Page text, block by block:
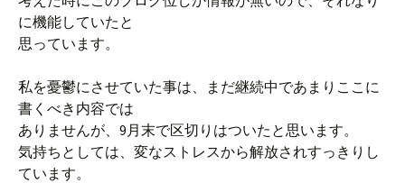
に機能していたと
思っています。
私を憂鬱にさせていた事は、まだ継続中であまりここに
書くべき内容では
ありませんが、9月末で区切りはついたと思います。
気持ちとしては、変なストレスから解放されすっきりし
ています。